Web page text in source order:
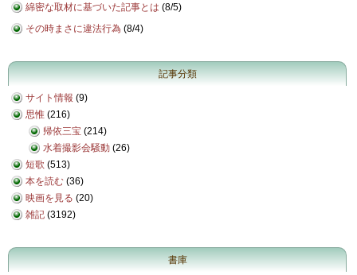
綿密な取材に基づいた記事とは (8/5)
その時まさに違法行為 (8/4)
記事分類
サイト情報 (9)
思惟 (216)
帰依三宝 (214)
水着撮影会騒動 (26)
短歌 (513)
本を読む (36)
映画を見る (20)
雑記 (3192)
書庫